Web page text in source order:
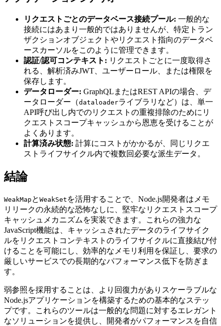
リクエストごとのデータベース接続プール: 一般的な
接続にはあまり一般的ではありませんが、特定トラン
ザクションオブジェクトやリクエスト指向のデータベ
ースカーソルをこのように管理できます。
認証/認可コンテキスト: リクエストごとに一度取得さ
れる、解析済みJWT、ユーザーロール、または権限を
保存します。
データローダー: GraphQLまたはREST APIの場合、デ
ータローダー（dataloaderライブラリなど）は、単一
API呼び出し内でのリクエストの重複排除のためにリ
クエストスコープキャッシュから恩恵を受けることが
よくあります。
計算済み状態: 計算にコストがかかるが、同じリクエ
ストライフサイクル内で複数回必要な派生データ。
結論
WeakMap と WeakSet を活用することで、Node.js開発者はメモ
リリークの永続的な恐怖なしに、堅牢なリクエストスコープ
キャッシュメカニズムを実装できます。これらの強力な
JavaScript機能は、キャッシュされたデータのライフサイク
ルをリクエストコンテキストのライフサイクルに直接結び付
けることを可能にし、効率的なメモリ利用を保証し、要求の
厳しいサービスでの長期的なパフォーマンス低下を防ぎま
す。
弱参照を採用することは、より回復力がありスケーラブルな
Node.jsアプリケーションを構築するための基本的なステッ
プです。これらのツールは一般的な問題に対するエレガント
なソリューションを提供し、開発者がパフォーマンスを自信